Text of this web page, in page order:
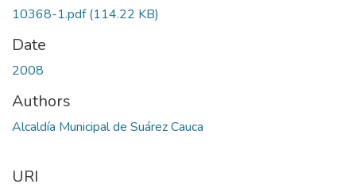
10368-1.pdf(114.22 KB)
Date
2008
Authors
Alcaldía Municipal de Suárez Cauca
URI